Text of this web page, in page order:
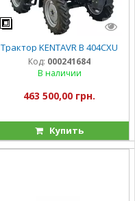
Трактор KENTAVR B 404CXU
Код: 000241684
В наличии
463 500,00 грн.
Купить